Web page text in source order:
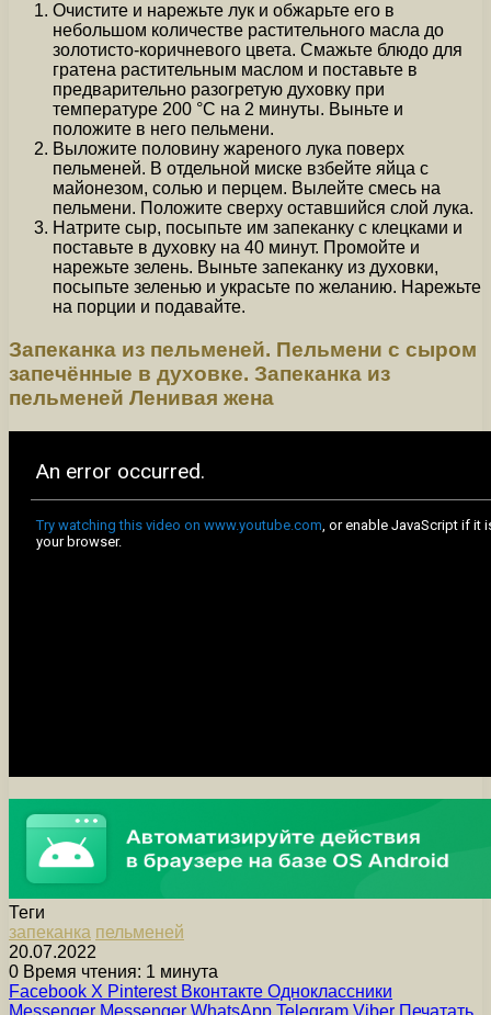
Очистите и нарежьте лук и обжарьте его в
небольшом количестве растительного масла до
золотисто-коричневого цвета. Смажьте блюдо для
гратена растительным маслом и поставьте в
предварительно разогретую духовку при
температуре 200 °C на 2 минуты. Выньте и
положите в него пельмени.
Выложите половину жареного лука поверх
пельменей. В отдельной миске взбейте яйца с
майонезом, солью и перцем. Вылейте смесь на
пельмени. Положите сверху оставшийся слой лука.
Натрите сыр, посыпьте им запеканку с клецками и
поставьте в духовку на 40 минут. Промойте и
нарежьте зелень. Выньте запеканку из духовки,
посыпьте зеленью и украсьте по желанию. Нарежьте
на порции и подавайте.
Запеканка из пельменей. Пельмени с сыром
запечённые в духовке. Запеканка из
пельменей Ленивая жена
Теги
запеканка пельменей
20.07.2022
0 Время чтения: 1 минута
Facebook X Pinterest Вконтакте Одноклассники
Messenger Messenger WhatsApp Telegram Viber Печатать